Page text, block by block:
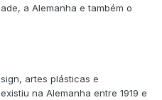
a Alemanha e também o
artes plásticas e
na Alemanha entre 1919 e